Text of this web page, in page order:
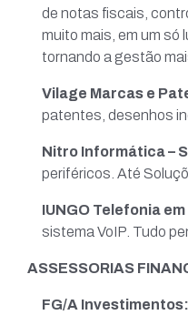
de notas fiscais,
muito mais, em um só
tornando a gestão
Vilage Marcas e
patentes, desenhos
Nitro Informática –
periféricos. Até
IUNGO Telefonia
sistema VoIP. Tudo
ASSESSORIAS
FG/A Investimentos: